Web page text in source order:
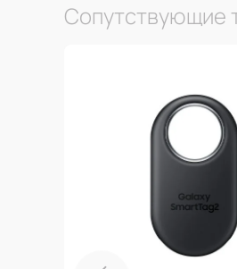
Сопутствующие